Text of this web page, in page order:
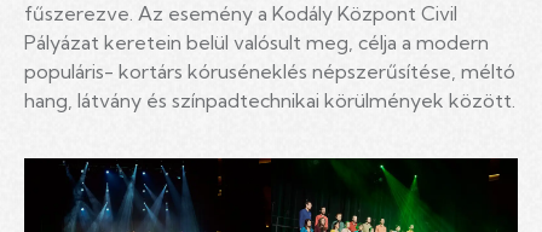
fűszerezve. Az esemény a Kodály Központ Civil
Pályázat keretein belül valósult meg, célja a modern
populáris- kortárs kóruséneklés népszerűsítése, méltó
hang, látvány és színpadtechnikai körülmények között.